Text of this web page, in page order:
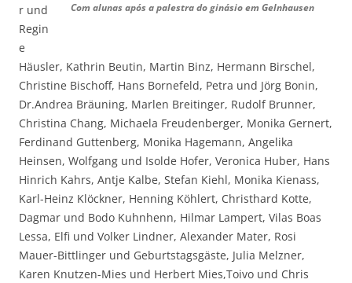
Com alunas após a palestra do ginásio em Gelnhausen
r und
Regin
e
Häusler, Kathrin Beutin, Martin Binz, Hermann Birschel,
Christine Bischoff, Hans Bornefeld, Petra und Jörg Bonin,
Dr.Andrea Bräuning, Marlen Breitinger, Rudolf Brunner,
Christina Chang, Michaela Freudenberger, Monika Gernert,
Ferdinand Guttenberg, Monika Hagemann, Angelika
Heinsen, Wolfgang und Isolde Hofer, Veronica Huber, Hans
Hinrich Kahrs, Antje Kalbe, Stefan Kiehl, Monika Kienass,
Karl-Heinz Klöckner, Henning Köhlert, Christhard Kotte,
Dagmar und Bodo Kuhnhenn, Hilmar Lampert, Vilas Boas
Lessa, Elfi und Volker Lindner, Alexander Mater, Rosi
Mauer-Bittlinger und Geburtstagsgäste, Julia Melzner,
Karen Knutzen-Mies und Herbert Mies,Toivo und Chris